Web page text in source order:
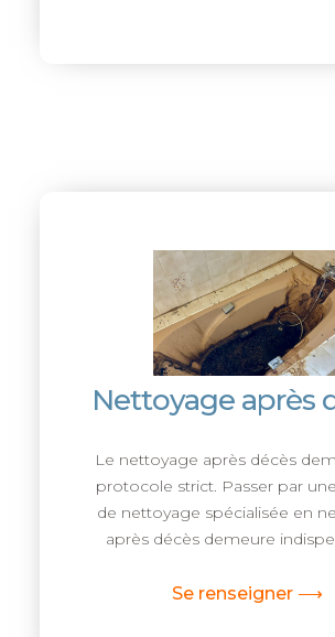
Nettoyage après
Le nettoyage après décès
protocole strict. Passer par
de nettoyage spécialisée en
après décès demeure
Se renseigner ⟶